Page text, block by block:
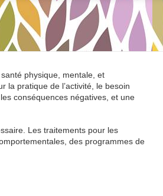
physique, mentale, et
la pratique de l’activité, le besoin
conséquences négatives, et une
Les traitements pour les
des programmes de